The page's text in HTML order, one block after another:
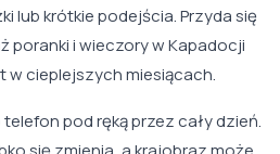
lub krótkie podejścia. Przyda się
poranki i wieczory w Kapadocji
w cieplejszych miesiącach.
pod ręką przez cały dzień.